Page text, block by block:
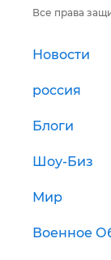
Все права
Новости
россия
Блоги
Шоу-Биз
Мир
Военное